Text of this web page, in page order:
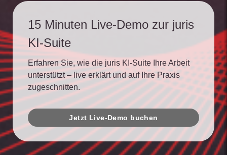
15 Minuten Live-Demo zur juris
KI-Suite
Erfahren Sie, wie die juris KI-Suite Ihre Arbeit
unterstützt – live erklärt und auf Ihre Praxis
zugeschnitten.
Jetzt Live-Demo buchen